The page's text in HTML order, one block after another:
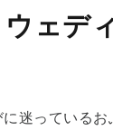
ウェデ
迷っている